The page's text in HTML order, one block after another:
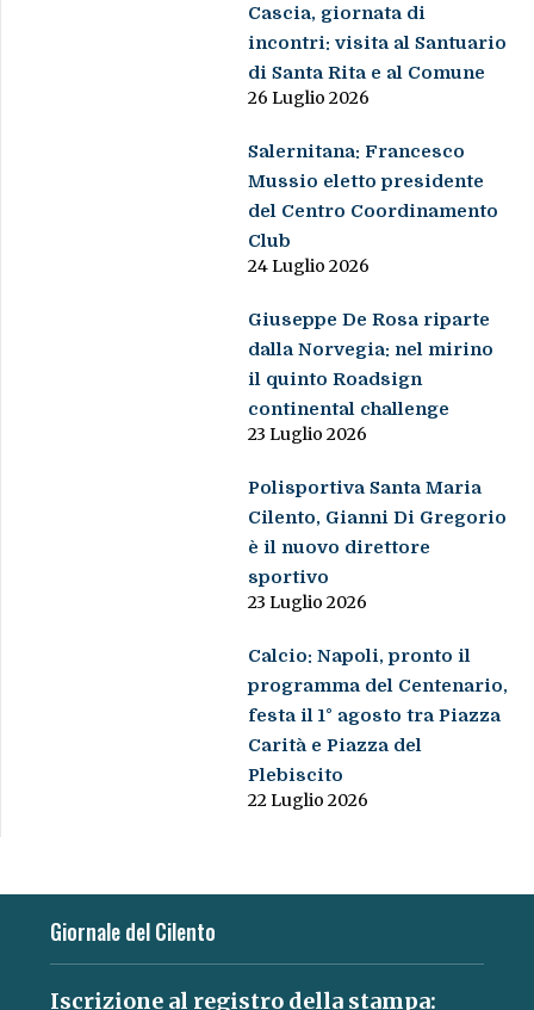
Cascia, giornata di
incontri: visita al Santuario
di Santa Rita e al Comune
26 Luglio 2026
Salernitana: Francesco
Mussio eletto presidente
del Centro Coordinamento
Club
24 Luglio 2026
Giuseppe De Rosa riparte
dalla Norvegia: nel mirino
il quinto Roadsign
continental challenge
23 Luglio 2026
Polisportiva Santa Maria
Cilento, Gianni Di Gregorio
è il nuovo direttore
sportivo
23 Luglio 2026
Calcio: Napoli, pronto il
programma del Centenario,
festa il 1° agosto tra Piazza
Carità e Piazza del
Plebiscito
22 Luglio 2026
Giornale del Cilento
Iscrizione al registro della stampa: